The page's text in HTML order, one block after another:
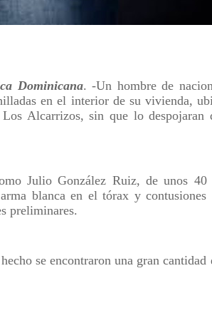
Dominicana. -Un hombre de
en el interior de su vivienda,
Alcarrizos, sin que lo despojaran
Julio González Ruiz, de unos 40
blanca en el tórax y contusiones
preliminares.
se encontraron una gran cantidad